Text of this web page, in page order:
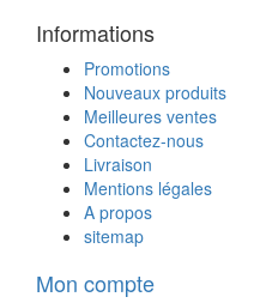
Informations
Promotions
Nouveaux produits
Meilleures ventes
Contactez-nous
Livraison
Mentions légales
A propos
sitemap
Mon compte